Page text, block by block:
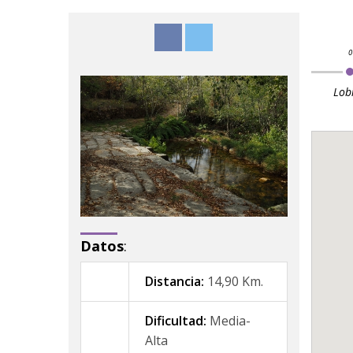
Datos:
Distancia: 14,90 Km.
Dificultad: Media-
Alta